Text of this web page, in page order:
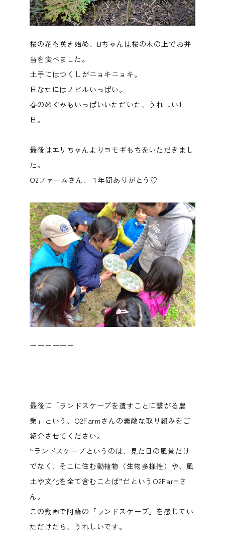
桜の花も咲き始め、Bちゃんは桜の木の上でお弁
当を食べました。
土手にはつくしがニョキニョキ。
日なたにはノビルいっぱい。
春のめぐみもいっぱいいただいた、うれしい1
日。
最後はエリちゃんよりヨモギもちをいただきまし
た。
O2ファームさん、１年間ありがとう♡
ーーーーーー
最後に「ランドスケープを遺すことに繋がる農
業」という、O2Farmさんの素敵な取り組みをご
紹介させてください。
“ランドスケープというのは、見た目の風景だけ
でなく、そこに住む動植物（生物多様性）や、風
土や文化を全て含むことば”だというO2Farmさ
ん。
この動画で阿蘇の「ランドスケープ」を感じてい
ただけたら、うれしいです。